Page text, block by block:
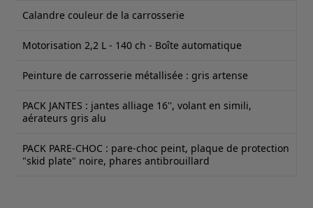
Calandre couleur de la carrosserie
Motorisation 2,2 L - 140 ch - Boîte automatique
Peinture de carrosserie métallisée : gris artense
PACK JANTES : jantes alliage 16'', volant en simili,
aérateurs gris alu
PACK PARE-CHOC : pare-choc peint, plaque de protection
"skid plate" noire, phares antibrouillard